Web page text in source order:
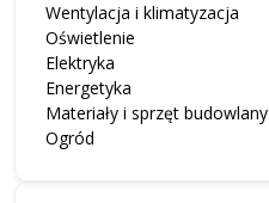
Wentylacja i klimatyzacja
Oświetlenie
Elektryka
Energetyka
Materiały i sprzęt budowlany
Ogród